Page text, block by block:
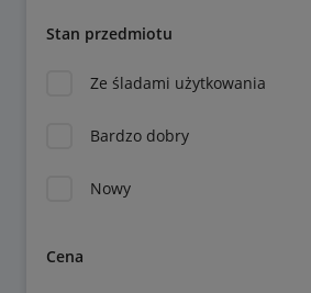
Stan przedmiotu
Ze śladami użytkowania
Bardzo dobry
Nowy
Cena